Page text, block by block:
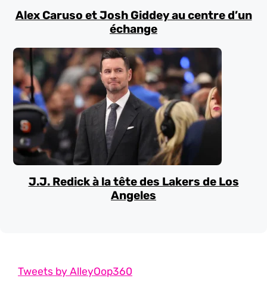
Alex Caruso et Josh Giddey au centre d’un
échange
J.J. Redick à la tête des Lakers de Los
Angeles
Tweets by AlleyOop360